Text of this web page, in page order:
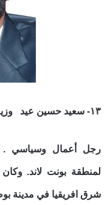
١٣- سعيد حسين عيد وزير الصحة
رجل أعمال وسياسي .
لمنطقة بونت لاند.
شرق افريقيا في مدينة